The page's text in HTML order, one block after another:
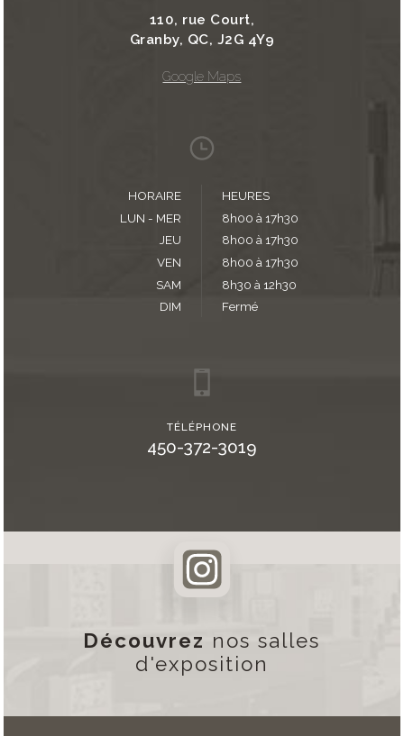
110, rue Court,
Granby, QC, J2G 4Y9
Google Maps
HORAIRE
HEURES
LUN - MER
8h00 à 17h30
JEU
8h00 à 17h30
VEN
8h00 à 17h30
SAM
8h30 à 12h30
DIM
Fermé
TÉLÉPHONE
450-372-3019
Découvrez nos salles
d'exposition